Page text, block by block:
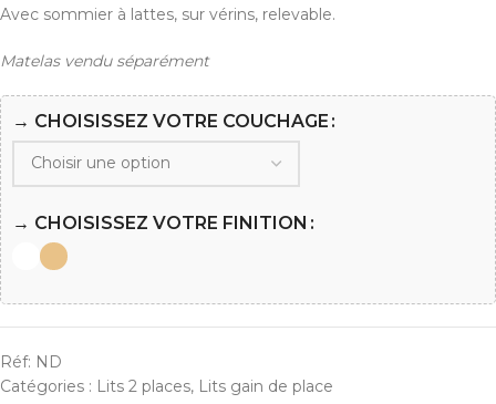
Avec sommier à lattes, sur vérins, relevable.
Matelas vendu séparément
→ CHOISISSEZ VOTRE COUCHAGE
→ CHOISISSEZ VOTRE FINITION
Réf: ND
Catégories : Lits 2 places, Lits gain de place